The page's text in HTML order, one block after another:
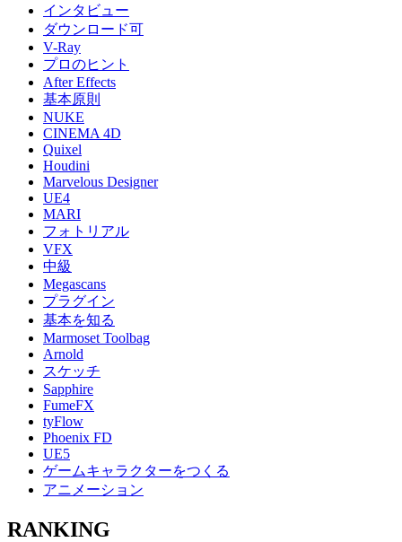
インタビュー
ダウンロード可
V-Ray
プロのヒント
After Effects
基本原則
NUKE
CINEMA 4D
Quixel
Houdini
Marvelous Designer
UE4
MARI
フォトリアル
VFX
中級
Megascans
プラグイン
基本を知る
Marmoset Toolbag
Arnold
スケッチ
Sapphire
FumeFX
tyFlow
Phoenix FD
UE5
ゲームキャラクターをつくる
アニメーション
RANKING